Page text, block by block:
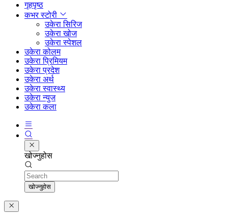
गृहपृष्ठ
कभर स्टोरी
उकेरा सिरिज
उकेरा खोज
उकेरा स्पेशल
उकेरा कोलम
उकेरा प्रिमियम
उकेरा प्रदेश
उकेरा अर्थ
उकेरा स्वास्थ्य
उकेरा न्युज
उकेरा कला
खोज्नुहोस
Search
खोज्नुहोस